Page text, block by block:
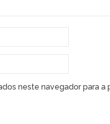
neste navegador para a